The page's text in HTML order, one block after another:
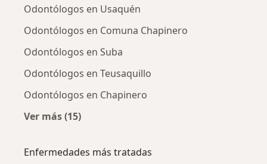
Odontólogos en Usaquén
Odontólogos en Comuna Chapinero
Odontólogos en Suba
Odontólogos en Teusaquillo
Odontólogos en Chapinero
Ver más (15)
Enfermedades más tratadas